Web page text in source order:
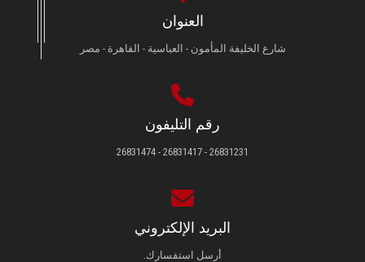
العنوان
شارع الخليفة المأمون - العباسية - القاهرة - مصر
رقم التليفون
26831231 - 26831417 - 26831474
البريد الإلكتروني
أرسل استفسارك.